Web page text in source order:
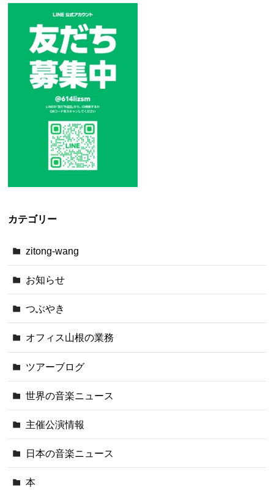
カテゴリー
zitong-wang
お知らせ
つぶやき
オフィス山根の業務
ツアーブログ
世界の音楽ニュース
主催公演情報
日本の音楽ニュース
本